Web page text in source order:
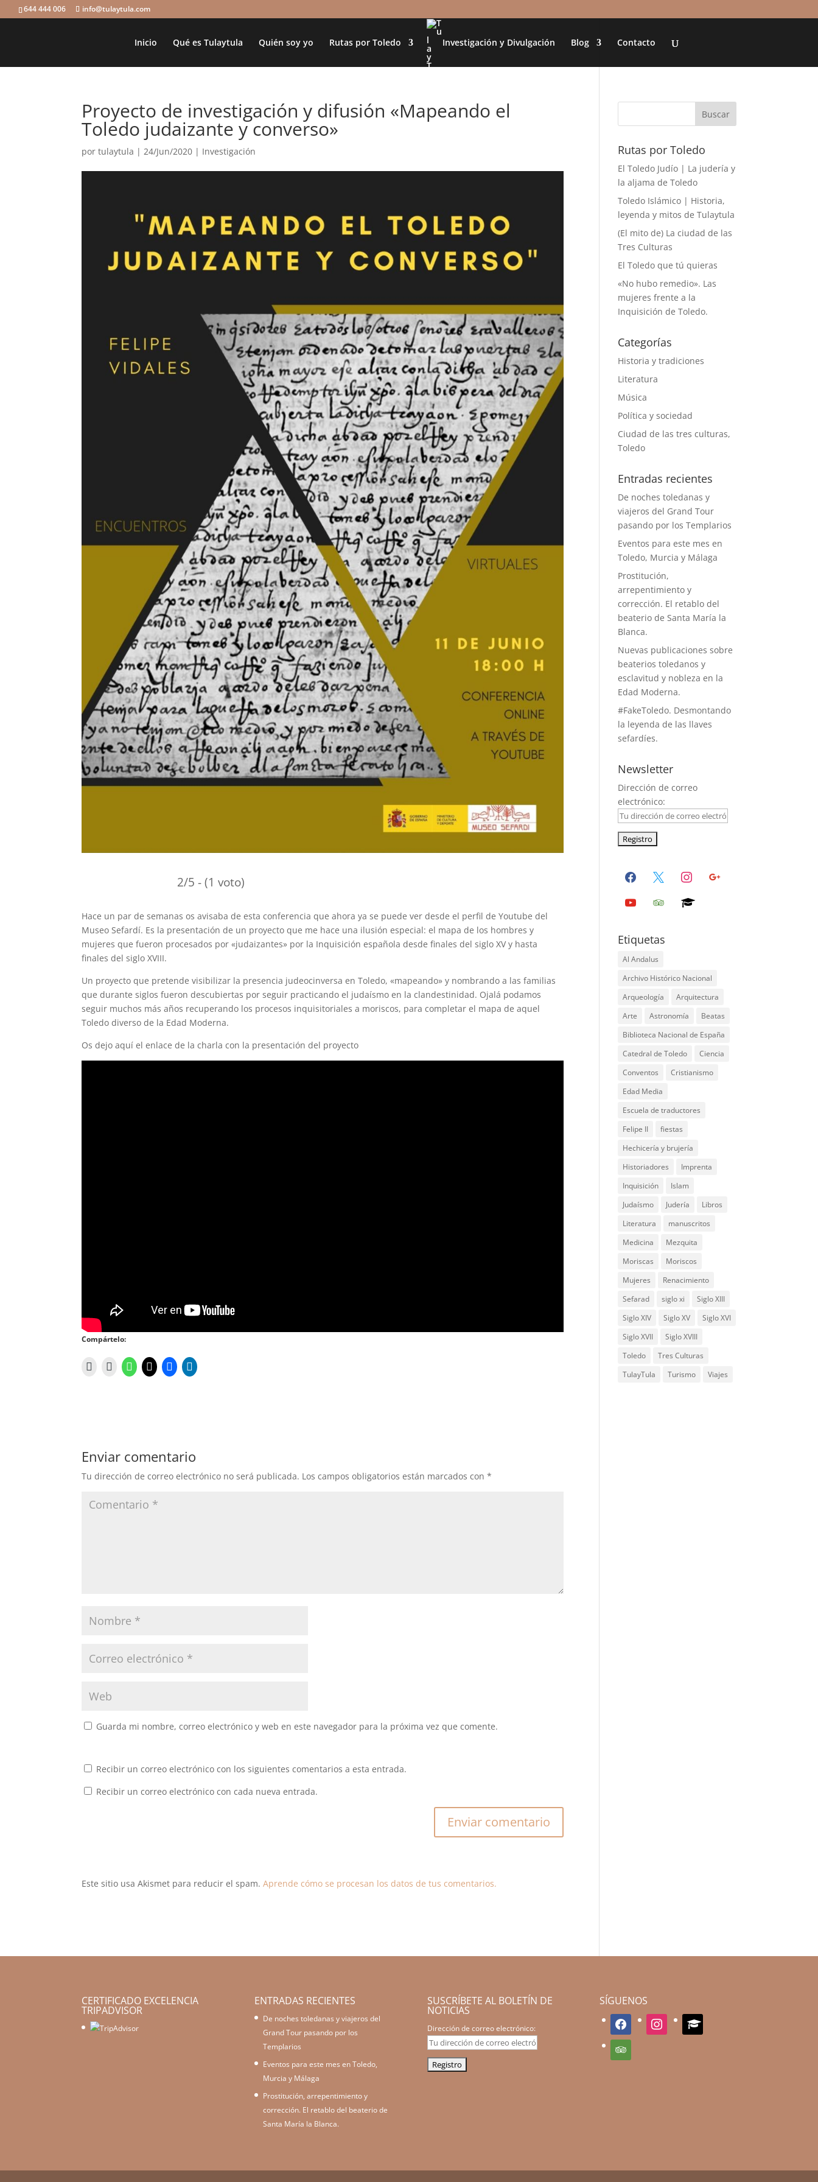
644 444 006 info@tulaytula.com
Inicio Qué es Tulaytula Quién soy yo Rutas por Toledo Investigación y Divulgación Blog Contacto
Proyecto de investigación y difusión «Mapeando el
Toledo judaizante y converso»
portulaytula |24/Jun/2020 | Investigación
2/5 - (1 voto)
Hace un par de semanas os avisaba de esta conferencia que ahora ya se puede ver desde el perfil de Youtube del
Museo Sefardí. Es la presentación de un proyecto que me hace una ilusión especial: el mapa de los hombres y
mujeres que fueron procesados por «judaizantes» por la Inquisición española desde finales del siglo XV y hasta
finales del siglo XVIII.
Un proyecto que pretende visibilizar la presencia judeocinversa en Toledo, «mapeando» y nombrando a las familias
que durante siglos fueron descubiertas por seguir practicando el judaísmo en la clandestinidad. Ojalá podamos
seguir muchos más años recuperando los procesos inquisitoriales a moriscos, para completar el mapa de aquel
Toledo diverso de la Edad Moderna.
Os dejo aquí el enlace de la charla con la presentación del proyecto
Compártelo:
Enviar comentario
Tu dirección de correo electrónico no será publicada. Los campos obligatorios están marcados con*
Guarda mi nombre, correo electrónico y web en este navegador para la próxima vez que comente.
Recibir un correo electrónico con los siguientes comentarios a esta entrada.
Recibir un correo electrónico con cada nueva entrada.
Este sitio usa Akismet para reducir el spam.Aprende cómo se procesan los datos de tus comentarios.
Rutas por Toledo
El Toledo Judío | La judería y
la aljama de Toledo
Toledo Islámico | Historia,
leyenda y mitos de Tulaytula
(El mito de) La ciudad de las
Tres Culturas
El Toledo que tú quieras
«No hubo remedio». Las
mujeres frente a la
Inquisición de Toledo.
Categorías
Historia y tradiciones
Literatura
Música
Política y sociedad
Ciudad de las tres culturas,
Toledo
Entradas recientes
De noches toledanas y
viajeros del Grand Tour
pasando por los Templarios
Eventos para este mes en
Toledo, Murcia y Málaga
Prostitución,
arrepentimiento y
corrección. El retablo del
beaterio de Santa María la
Blanca.
Nuevas publicaciones sobre
beaterios toledanos y
esclavitud y nobleza en la
Edad Moderna.
#FakeToledo. Desmontando
la leyenda de las llaves
sefardíes.
Newsletter
Dirección de correo
electrónico:
facebook instagramgoogle
youtubetripadvisorgraduation-
Etiquetas
Al Andalus
Archivo Histórico Nacional
Arqueología
Arquitectura
Arte
Astronomía
Beatas
Biblioteca Nacional de España
Catedral de Toledo
Ciencia
Conventos
Cristianismo
Edad Media
Escuela de traductores
Felipe II
fiestas
Hechicería y brujería
Historiadores
Imprenta
Inquisición
Islam
Judaísmo
Judería
Libros
Literatura
manuscritos
Medicina
Mezquita
Moriscas
Moriscos
Mujeres
Renacimiento
Sefarad
siglo xi
Siglo XIII
Siglo XIV
Siglo XV
Siglo XVI
Siglo XVII
Siglo XVIII
Toledo
Tres Culturas
TulayTula
Turismo Viajes
CERTIFICADO EXCELENCIA
TRIPADVISOR
ENTRADAS RECIENTES
De noches toledanas y viajeros del
Grand Tour pasando por los
Templarios
Eventos para este mes en Toledo,
Murcia y Málaga
Prostitución, arrepentimiento y
corrección. El retablo del beaterio de
Santa María la Blanca.
SUSCRÍBETE AL BOLETÍN DE
NOTICIAS
Dirección de correo electrónico:
SÍGUENOS
facebook instagram
graduation-
cap
tripadvisor